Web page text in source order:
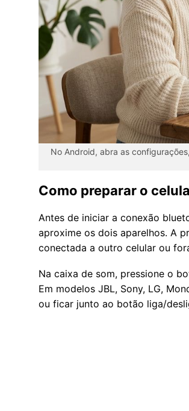
No Android, abra as
Como preparar o
Antes de iniciar a conexão
aproxime os dois aparelhos. A
conectada a outro celular ou
Na caixa de som, pressione o
Em modelos JBL, Sony, LG,
ou ficar junto ao botão liga/